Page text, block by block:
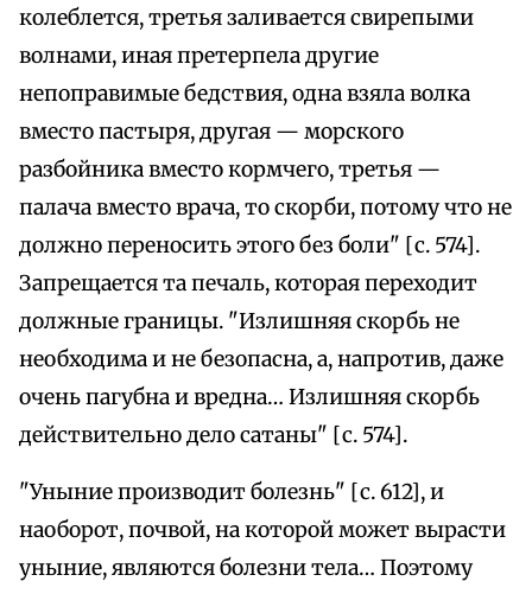
колеблется, третья заливается свирепыми
волнами, иная претерпела другие
непоправимые бедствия, одна взяла волка
вместо пастыря, другая — морского
разбойника вместо кормчего, третья —
палача вместо врача, то скорби, потому что не
должно переносить этого без боли" [с. 574].
Запрещается та печаль, которая переходит
должные границы. "Излишняя скорбь не
необходима и не безопасна, а, напротив, даже
очень пагубна и вредна… Излишняя скорбь
действительно дело сатаны" [с. 574].
"Уныние производит болезнь" [с. 612], и
наоборот, почвой, на которой может вырасти
уныние, являются болезни тела… Поэтому